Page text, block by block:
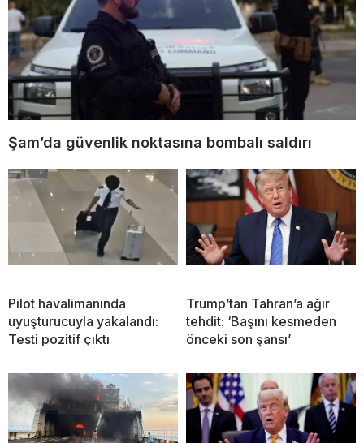
Şam’da güvenlik noktasına bombalı saldırı
Pilot havalimanında
uyuşturucuyla yakalandı:
Testi pozitif çıktı
Trump’tan Tahran’a ağır
tehdit: ‘Başını kesmeden
önceki son şansı’